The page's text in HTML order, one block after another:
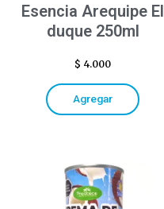
Esencia Arequipe El
duque 250ml
$ 4.000
Agregar